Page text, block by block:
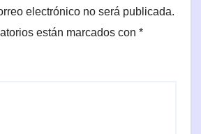
electrónico no será publicada.
están marcados con *